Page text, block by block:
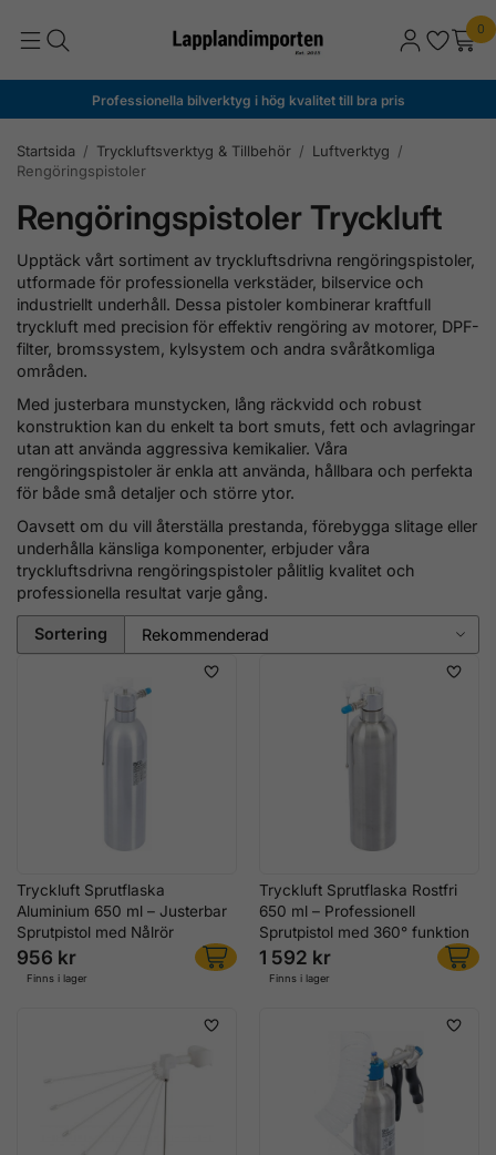
0
Professionella bilverktyg i hög kvalitet till bra pris
Startsida / Tryckluftsverktyg & Tillbehör / Luftverktyg /
Rengöringspistoler
Rengöringspistoler Tryckluft
Upptäck vårt sortiment av tryckluftsdrivna rengöringspistoler,
utformade för professionella verkstäder, bilservice och
industriellt underhåll. Dessa pistoler kombinerar kraftfull
tryckluft med precision för effektiv rengöring av motorer, DPF-
filter, bromssystem, kylsystem och andra svåråtkomliga
områden.
Med justerbara munstycken, lång räckvidd och robust
konstruktion kan du enkelt ta bort smuts, fett och avlagringar
utan att använda aggressiva kemikalier. Våra
rengöringspistoler är enkla att använda, hållbara och perfekta
för både små detaljer och större ytor.
Oavsett om du vill återställa prestanda, förebygga slitage eller
underhålla känsliga komponenter, erbjuder våra
tryckluftsdrivna rengöringspistoler pålitlig kvalitet och
professionella resultat varje gång.
Sortering
Tryckluft Sprutflaska
Aluminium 650 ml – Justerbar
Sprutpistol med Nålrör
956 kr
Finns i lager
Tryckluft Sprutflaska Rostfri
650 ml – Professionell
Sprutpistol med 360° funktion
1 592 kr
Finns i lager